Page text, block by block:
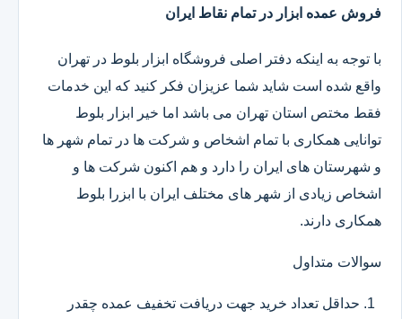
فروش عمده ابزار در تمام نقاط ایران
با توجه به اینکه دفتر اصلی فروشگاه ابزار بلوط در تهران
واقع شده است شاید شما عزیزان فکر کنید که این خدمات
فقط مختص استان تهران می باشد اما خیر ابزار بلوط
توانایی همکاری با تمام اشخاص و شرکت ها در تمام شهر ها
و شهرستان های ایران را دارد و هم اکنون شرکت ها و
اشخاص زیادی از شهر های مختلف ایران با ابزرا بلوط
همکاری دارند.
سوالات متداول
حداقل تعداد خرید جهت دریافت تخفیف عمده چقدر